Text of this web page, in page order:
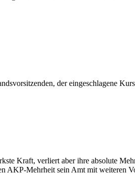
der eingeschlagene
Kraft, verliert aber ihre absolute
AKP-Mehrheit sein Amt mit weiteren